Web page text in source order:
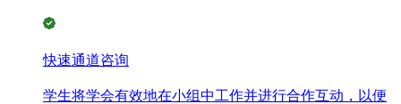
快速通道咨询
学生将学会有效地在小组中工作并进行合作互动，以便